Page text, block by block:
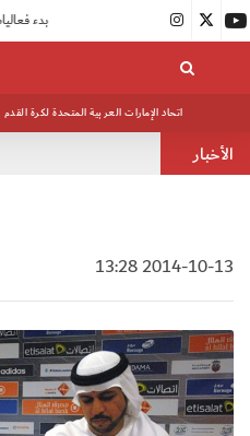
اتحاد الإمارات العربية المتحدة لكرة القدم
الأخبار
2014-10-13 13:28